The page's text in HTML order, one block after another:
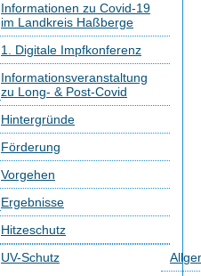
Informationen zu Covid-19
im Landkreis Haßberge
1. Digitale Impfkonferenz
Informationsveranstaltung
zu Long- & Post-Covid
Hintergründe
Förderung
Vorgehen
Ergebnisse
Hitzeschutz
UV-Schutz